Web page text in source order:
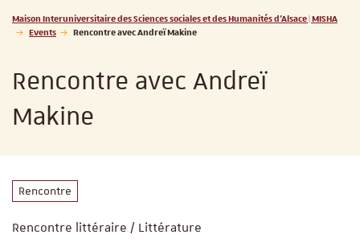
Vous êtes ici :
Maison Interuniversitaire des Sciences sociales et des Humanités d'Alsace | MISHA
Events
Rencontre avec Andreï Makine
Rencontre avec Andreï
Makine
Rencontre
Rencontre littéraire / Littérature